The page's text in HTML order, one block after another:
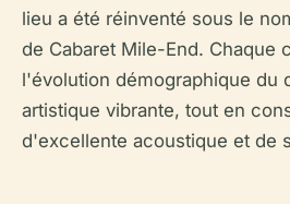
lieu a été réinventé sous le
de Cabaret Mile-End. Chaque
l'évolution démographique du
artistique vibrante, tout en
d'excellente acoustique et de